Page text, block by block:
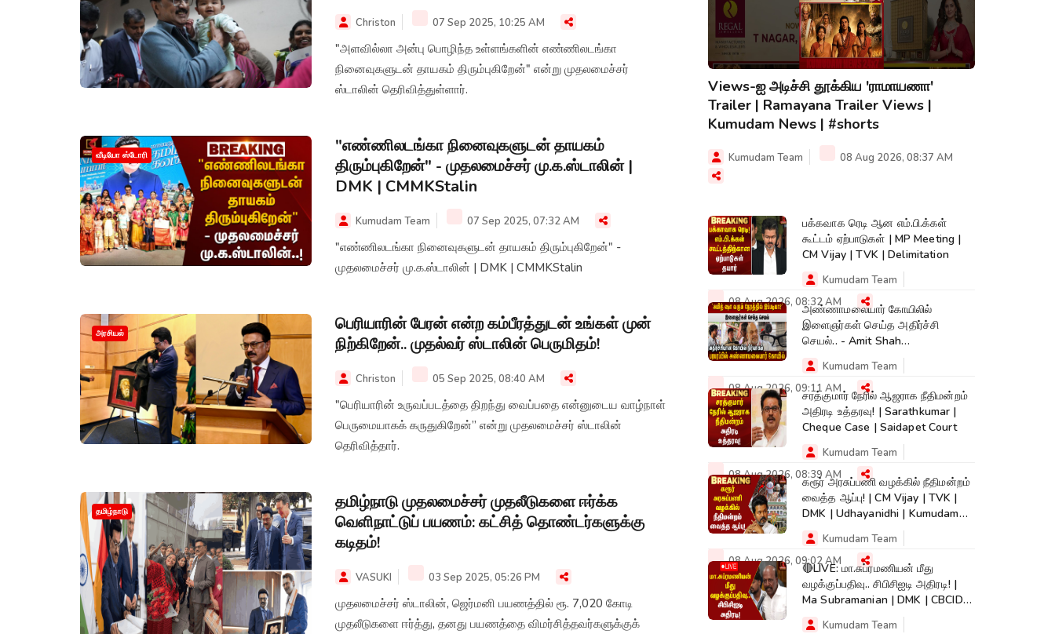
Christon 07 Sep 2025, 10:25 AM
"அளவில்லா அன்பு பொழிந்த உள்ளங்களின் எண்ணிலடங்கா
நினைவுகளுடன் தாயகம் திரும்புகிறேன்" என்று முதலமைச்சர்
ஸ்டாலின் தெரிவித்துள்ளார்.
வீடியோ ஸ்டோரி
"எண்ணிலடங்கா நினைவுகளுடன் தாயகம்
திரும்புகிறேன்" - முதலமைச்சர் மு.க.ஸ்டாலின் |
DMK | CMMKStalin
Kumudam Team 07 Sep 2025, 07:32 AM
"எண்ணிலடங்கா நினைவுகளுடன் தாயகம் திரும்புகிறேன்" -
முதலமைச்சர் மு.க.ஸ்டாலின் | DMK | CMMKStalin
அரசியல்
பெரியாரின் பேரன் என்ற கம்பீரத்துடன் உங்கள் முன்
நிற்கிறேன்.. முதல்வர் ஸ்டாலின் பெருமிதம்!
Christon 05 Sep 2025, 08:40 AM
"பெரியாரின் உருவப்படத்தை திறந்து வைப்பதை என்னுடைய வாழ்நாள்
பெருமையாகக் கருதுகிறேன்” என்று முதலமைச்சர் ஸ்டாலின்
தெரிவித்தார்.
தமிழ்நாடு
தமிழ்நாடு முதலமைச்சர் முதலீடுகளை ஈர்க்க
வெளிநாட்டுப் பயணம்: கட்சித் தொண்டர்களுக்கு
கடிதம்!
VASUKI 03 Sep 2025, 05:26 PM
முதலமைச்சர் ஸ்டாலின், ஜெர்மனி பயணத்தில் ரூ. 7,020 கோடி
முதலீடுகளை ஈர்த்து, தனது பயணத்தை விமர்சித்தவர்களுக்குக்
Views-ஐ அடிச்சி தூக்கிய 'ராமாயணா'
Trailer | Ramayana Trailer Views |
Kumudam News | #shorts
Kumudam Team 08 Aug 2026, 08:37 AM
பக்கவாக ரெடி ஆன எம்.பி.க்கள்
கூட்டம் ஏற்பாடுகள் | MP Meeting |
CM Vijay | TVK | Delimitation
Kumudam Team
08 Aug 2026, 08:32 AMஅண்ணாமலையார் கோயிலில்
இளைஞர்கள் செய்த அதிர்ச்சி
செயல்.. - Amit Shah
Tiruvannamalai Temple
Kumudam Team
08 Aug 2026, 09:11 AMசரத்குமார் நேரில் ஆஜராக நீதிமன்றம்
அதிரடி உத்தரவு! | Sarathkumar |
Cheque Case | Saidapet Court
Kumudam Team
08 Aug 2026, 08:39 AMகரூர் அரசுப்பணி வழக்கில் நீதிமன்றம்
வைத்த ஆப்பு! | CM Vijay | TVK |
DMK | Udhayanidhi | Kumudam
News
Kumudam Team
08 Aug 2026, 09:02 AM🔴LIVE: மா.சுப்ரமணியன் மீது
வழக்குப்பதிவு.. சிபிசிஐடி அதிரடி! |
Ma Subramanian | DMK | CBCID
Case
Kumudam Team